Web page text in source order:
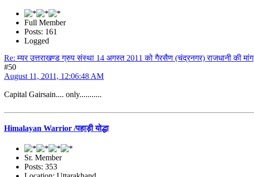
Full Member
Posts: 161
Logged
Re: म्यर उत्तराखण्ड ग्रुप संस्था 14 अगस्त 2011 को गैरसैण (चंद्रनगर) राजधानी की मांग
#50
August 11, 2011, 12:06:48 AM
Capital Gairsain.... only...........
Himalayan Warrior /पहाड़ी योद्धा
Sr. Member
Posts: 353